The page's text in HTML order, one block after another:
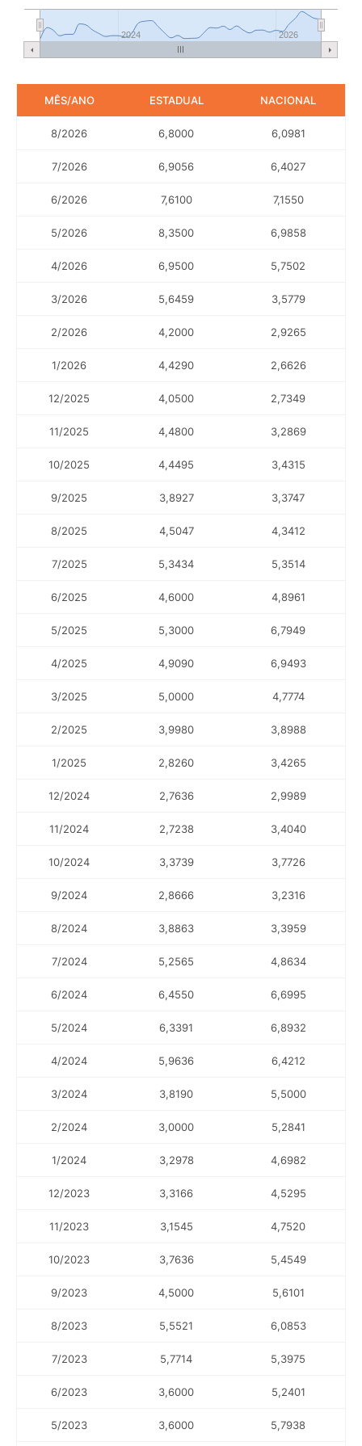
2024 2026
MÊS/ANO ESTADUAL NACIONAL
8/2026 6,8000 6,0981
7/2026 6,9056 6,4027
6/2026 7,6100 7,1550
5/2026 8,3500 6,9858
4/2026 6,9500 5,7502
3/2026 5,6459 3,5779
2/2026 4,2000 2,9265
1/2026 4,4290 2,6626
12/2025 4,0500 2,7349
11/2025 4,4800 3,2869
10/2025 4,4495 3,4315
9/2025 3,8927 3,3747
8/2025 4,5047 4,3412
7/2025 5,3434 5,3514
6/2025 4,6000 4,8961
5/2025 5,3000 6,7949
4/2025 4,9090 6,9493
3/2025 5,0000 4,7774
2/2025 3,9980 3,8988
1/2025 2,8260 3,4265
12/2024 2,7636 2,9989
11/2024 2,7238 3,4040
10/2024 3,3739 3,7726
9/2024 2,8666 3,2316
8/2024 3,8863 3,3959
7/2024 5,2565 4,8634
6/2024 6,4550 6,6995
5/2024 6,3391 6,8932
4/2024 5,9636 6,4212
3/2024 3,8190 5,5000
2/2024 3,0000 5,2841
1/2024 3,2978 4,6982
12/2023 3,3166 4,5295
11/2023 3,1545 4,7520
10/2023 3,7636 5,4549
9/2023 4,5000 5,6101
8/2023 5,5521 6,0853
7/2023 5,7714 5,3975
6/2023 3,6000 5,2401
5/2023 3,6000 5,7938